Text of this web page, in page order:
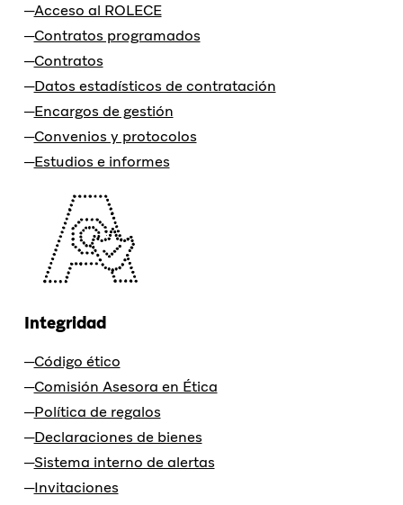
Acceso al ROLECE
Contratos programados
Contratos
Datos estadísticos de contratación
Encargos de gestión
Convenios y protocolos
Estudios e informes
Integridad
Código ético
Comisión Asesora en Ética
Política de regalos
Declaraciones de bienes
Sistema interno de alertas
Invitaciones